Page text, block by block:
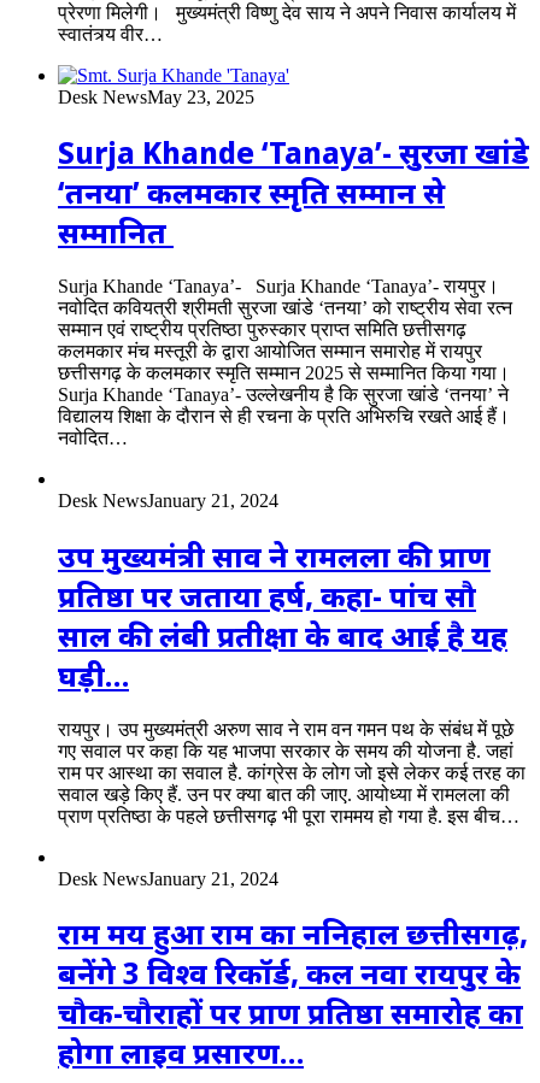
प्रेरणा मिलेगी। मुख्यमंत्री विष्णु देव साय ने अपने निवास कार्यालय में
स्वातंत्र्य वीर…
Desk NewsMay 23, 2025
Surja Khande ‘Tanaya’- सुरजा खांडे
‘तनया’ कलमकार स्मृति सम्मान से
सम्मानित
Surja Khande ‘Tanaya’- Surja Khande ‘Tanaya’- रायपुर।
नवोदित कवियत्री श्रीमती सुरजा खांडे ‘तनया’ को राष्ट्रीय सेवा रत्न
सम्मान एवं राष्ट्रीय प्रतिष्ठा पुरुस्कार प्राप्त समिति छत्तीसगढ़
कलमकार मंच मस्तूरी के द्वारा आयोजित सम्मान समारोह में रायपुर
छत्तीसगढ़ के कलमकार स्मृति सम्मान 2025 से सम्मानित किया गया।
Surja Khande ‘Tanaya’- उल्लेखनीय है कि सुरजा खांडे ‘तनया’ ने
विद्यालय शिक्षा के दौरान से ही रचना के प्रति अभिरुचि रखते आई हैं।
नवोदित…
Desk NewsJanuary 21, 2024
उप मुख्यमंत्री साव ने रामलला की प्राण
प्रतिष्ठा पर जताया हर्ष, कहा- पांच सौ
साल की लंबी प्रतीक्षा के बाद आई है यह
घड़ी…
रायपुर। उप मुख्यमंत्री अरुण साव ने राम वन गमन पथ के संबंध में पूछे
गए सवाल पर कहा कि यह भाजपा सरकार के समय की योजना है. जहां
राम पर आस्था का सवाल है. कांग्रेस के लोग जो इसे लेकर कई तरह का
सवाल खड़े किए हैं. उन पर क्या बात की जाए. आयोध्या में रामलला की
प्राण प्रतिष्ठा के पहले छत्तीसगढ़ भी पूरा राममय हो गया है. इस बीच…
Desk NewsJanuary 21, 2024
राम मय हुआ राम का ननिहाल छत्तीसगढ़,
बनेंगे 3 विश्व रिकॉर्ड, कल नवा रायपुर के
चौक-चौराहों पर प्राण प्रतिष्ठा समारोह का
होगा लाइव प्रसारण…